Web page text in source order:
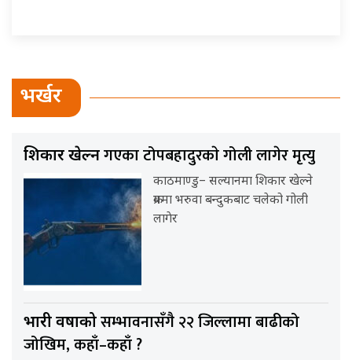
भर्खर
शिकार खेल्नगएका टोपबहादुरकाे गोली लागेर मृत्यु
काठमाण्डु– सल्यानमा शिकार खेल्ने
क्रममा भरुवा बन्दुकबाट चलेको गोली
लागेर
भारी वर्षाकोसम्भावनासँगै २२ जिल्लामा बाढीको
जोखिम, कहाँ–कहाँ ?